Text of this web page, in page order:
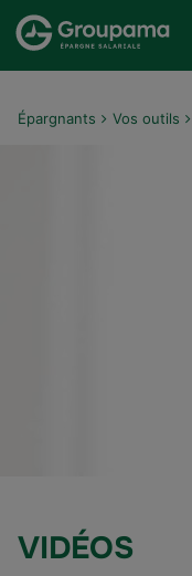
Aller au menu
Aller au contenu
Épargnants Vos outils
VIDÉOS